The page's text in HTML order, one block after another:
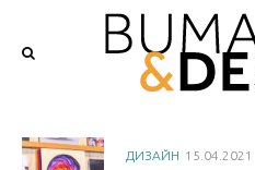
ДИЗАЙН 15.04.2021